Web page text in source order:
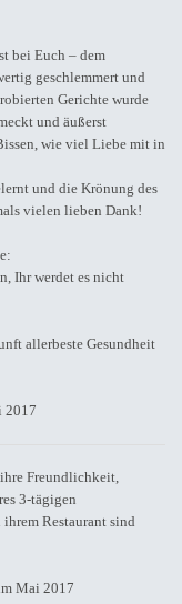
bei Euch – dem
geschlemmert und
Gerichte wurde
und äußerst
wie viel Liebe mit in
und die Krönung des
vielen lieben Dank!
Ihr werdet es nicht
allerbeste Gesundheit
2017
Freundlichkeit,
3-tägigen
Restaurant sind
Mai 2017